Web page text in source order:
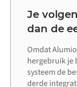
Je
dan de
Omdat
hergebruik je
systeem de
derde